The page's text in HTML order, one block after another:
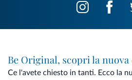
Be Original, scopri la
Ce l'avete chiesto in tanti. Ecco la